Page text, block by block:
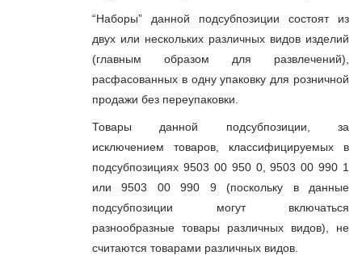
“Наборы” данной подсубпозиции состоят из
двух или нескольких различных видов изделий
(главным образом для развлечений),
расфасованных в одну упаковку для розничной
продажи без переупаковки.
Товары данной подсубпозиции, за
исключением товаров, классифицируемых в
подсубпозициях 9503 00 950 0, 9503 00 990 1
или 9503 00 990 9 (поскольку в данные
подсубпозиции могут включаться
разнообразные товары различных видов), не
считаются товарами различных видов.